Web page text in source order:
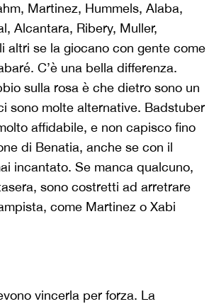
Martinez, Hummels, Alaba,
Alcantara, Ribery, Muller,
altri se la giocano con gente come
C’è una bella differenza.
sulla rosa è che dietro sono un
sono molte alternative. Badstuber
affidabile, e non capisco fino
di Benatia, anche se con il
incantato. Se manca qualcuno,
sono costretti ad arretrare
come Martinez o Xabi
vincerla per forza. La